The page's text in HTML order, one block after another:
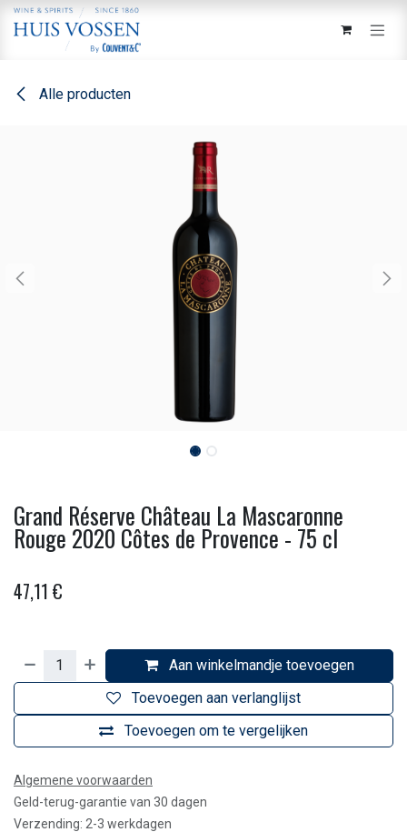
Overslaan naar inhoud
Alle producten
Grand Réserve Château La Mascaronne
Rouge 2020 Côtes de Provence - 75 cl
47,11 €
Aan winkelmandje toevoegen
Toevoegen om te vergelijken
Toevoegen aan verlanglijst
Algemene voorwaarden
Geld-terug-garantie van 30 dagen
Verzending: 2-3 werkdagen